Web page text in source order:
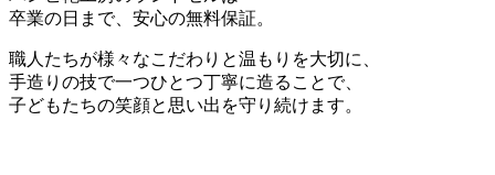
卒業の日まで、安心の無料保証。
職人たちが様々なこだわりと温もりを大切に、
手造りの技で一つひとつ丁寧に造ることで、
子どもたちの笑顔と思い出を守り続けます。